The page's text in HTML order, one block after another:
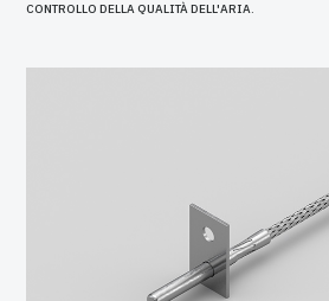
CONTROLLO DELLA QUALITÀ DELL'ARIA.